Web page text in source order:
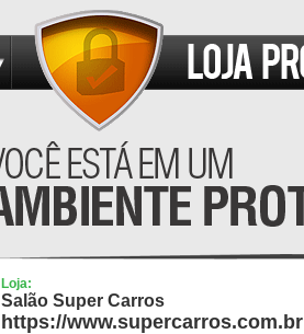
Loja:
Salão Super Carros
https://www.supercarros.com.br